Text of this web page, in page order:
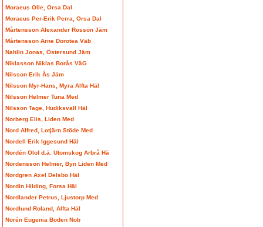
Moraeus Olle, Orsa Dal
Moraeus Per-Erik Perra, Orsa Dal
Mårtensson Alexander Rossön Jäm
Mårtensson Arne Dorotea Väb
Nahlin Jonas, Östersund Jäm
Niklasson Niklas Borås VäG
Nilsson Erik Ås Jäm
Nilsson Myr-Hans, Myra Alfta Häl
Nilsson Helmer Tuna Med
Nilsson Tage, Hudiksvall Häl
Norberg Elis, Liden Med
Nord Alfred, Lotjärn Stöde Med
Nordell Erik Iggesund Häl
Nordén Olof d.ä. Utomskog Arbrå Hä
Nordensson Helmer, Byn Liden Med
Nordgren Axel Delsbo Häl
Nordin Hilding, Forsa Häl
Nordlander Petrus, Ljustorp Med
Nordlund Roland, Alfta Häl
Norén Eugenia Boden Nob